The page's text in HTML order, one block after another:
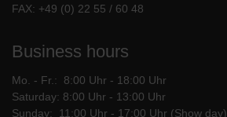
FAX: +49 (0) 22 55 / 60 48
Business hours
Mo. - Fr.: 8:00 Uhr - 18:00 Uhr
Saturday: 8:00 Uhr - 13:00 Uhr
Sunday: 11:00 Uhr - 17:00 Uhr (Show day)